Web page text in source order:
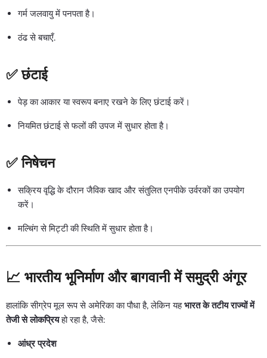
गर्म जलवायु में पनपता है।
ठंढ से बचाएँ.
✅ छंटाई
पेड़ का आकार या स्वरूप बनाए रखने के लिए छंटाई करें।
नियमित छंटाई से फलों की उपज में सुधार होता है।
✅ निषेचन
सक्रिय वृद्धि के दौरान जैविक खाद और संतुलित एनपीके उर्वरकों का उपयोग
करें।
मल्चिंग से मिट्टी की स्थिति में सुधार होता है।
📈 भारतीय भूनिर्माण और बागवानी में समुद्री अंगूर
हालांकि सीग्रेप मूल रूप से अमेरिका का पौधा है, लेकिन यहभारत के तटीय राज्यों में
तेजी से लोकप्रियहो रहा है, जैसे:
आंध्र प्रदेश